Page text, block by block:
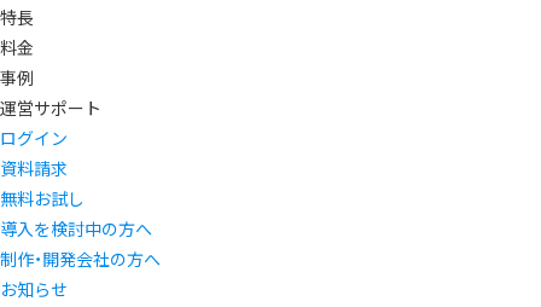
特長
料金
事例
運営サポート
ログイン
資料請求
無料お試し
導入を検討中の方へ
制作・開発会社の方へ
お知らせ